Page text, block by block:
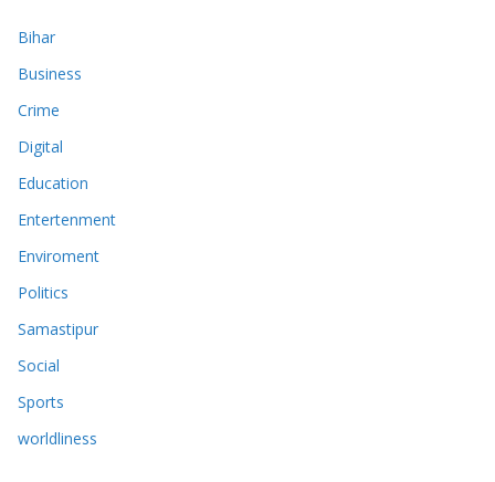
Bihar
Business
Crime
Digital
Education
Entertenment
Enviroment
Politics
Samastipur
Social
Sports
worldliness